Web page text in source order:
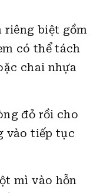
riêng biệt gồm
có thể tách
chai nhựa
đỏ rồi cho
vào tiếp tục
mì vào hỗn